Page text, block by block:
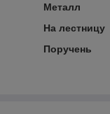
Металл
На лестницу
Поручень